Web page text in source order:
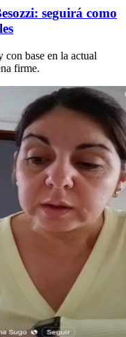
seguirá como
base en la actual
firme.